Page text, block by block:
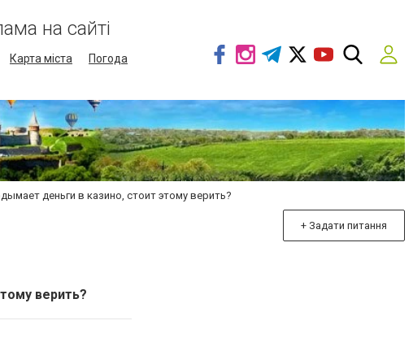
на сайті
Карта міста
Погода
деньги в казино, стоит этому верить?
+ Задати питання
верить?